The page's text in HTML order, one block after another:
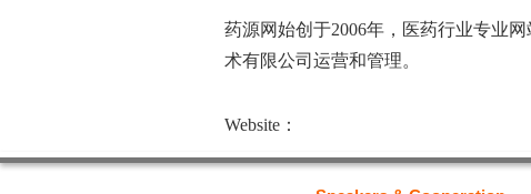
药源网始创于2006年，医药行业专业
术有限公司运营和管理。
Website：